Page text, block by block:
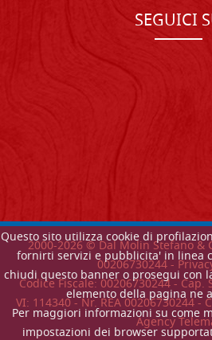
Questo sito utilizza cookie di
fornirti servizi e pubblicita' in linea
chiudi questo banner o prosegui con
elemento della pagina ne
Per maggiori informazioni su come
impostazioni dei browser
SEGUICI
2000-2026© Dal Molin Stefano &
00206730244 -
Codice Fiscale: 00206730244 - Cap.
VI: 114340 - Nr. REA 00206730244
Agency